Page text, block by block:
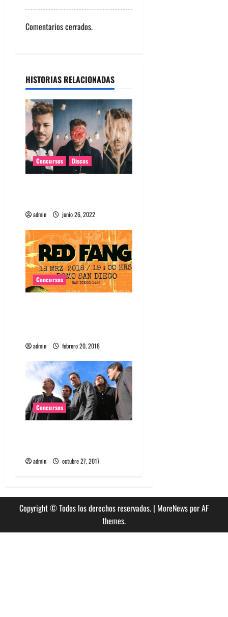
Comentarios cerrados.
HISTORIAS RELACIONADAS
Concursos Discos
admin junio 26, 2022
Concursos
admin febrero 20, 2018
Concursos
admin octubre 27, 2017
Copyright © Todos los derechos reservados. | MoreNewspor AF
themes.